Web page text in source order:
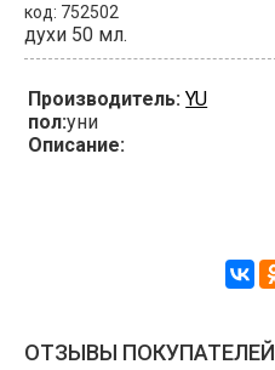
код: 752502
духи 50 мл.
Производитель: YU
пол:уни
Описание:
ОТЗЫВЫ ПОКУПАТЕЛЕЙ